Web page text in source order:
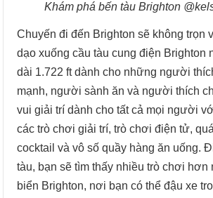
Khám phá bến tàu Brighton
Chuyến đi đến Brighton sẽ không trọn
dạo xuống cầu tàu cung điện Brighton
dài 1.722 ft dành cho những người
mạnh, người sành ăn và người thích
vui giải trí dành cho tất cả mọi người
các trò chơi giải trí, trò chơi điện tử,
cocktail và vô số quầy hàng ăn uống.
tàu, bạn sẽ tìm thấy nhiều trò chơi hơn
biển Brighton, nơi bạn có thể đậu xe